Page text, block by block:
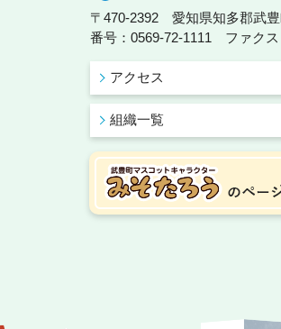
〒470-2392 愛知県知多郡武
番号：0569-72-1111 ファクス
アクセス
組織一覧